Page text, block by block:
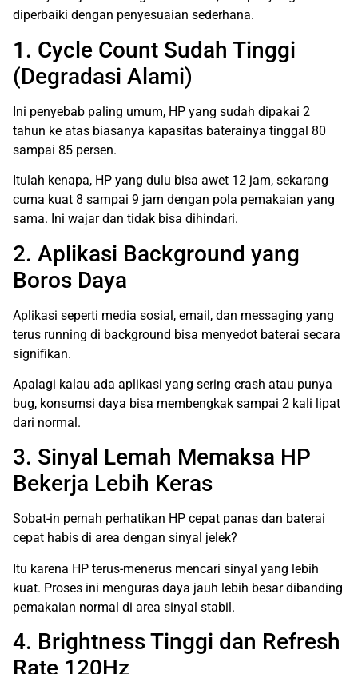
diperbaiki dengan penyesuaian sederhana.
1. Cycle Count Sudah Tinggi
(Degradasi Alami)
Ini penyebab paling umum, HP yang sudah dipakai 2
tahun ke atas biasanya kapasitas baterainya tinggal 80
sampai 85 persen.
Itulah kenapa, HP yang dulu bisa awet 12 jam, sekarang
cuma kuat 8 sampai 9 jam dengan pola pemakaian yang
sama. Ini wajar dan tidak bisa dihindari.
2. Aplikasi Background yang
Boros Daya
Aplikasi seperti media sosial, email, dan messaging yang
terus running di background bisa menyedot baterai secara
signifikan.
Apalagi kalau ada aplikasi yang sering crash atau punya
bug, konsumsi daya bisa membengkak sampai 2 kali lipat
dari normal.
3. Sinyal Lemah Memaksa HP
Bekerja Lebih Keras
Sobat-in pernah perhatikan HP cepat panas dan baterai
cepat habis di area dengan sinyal jelek?
Itu karena HP terus-menerus mencari sinyal yang lebih
kuat. Proses ini menguras daya jauh lebih besar dibanding
pemakaian normal di area sinyal stabil.
4. Brightness Tinggi dan Refresh
Rate 120Hz